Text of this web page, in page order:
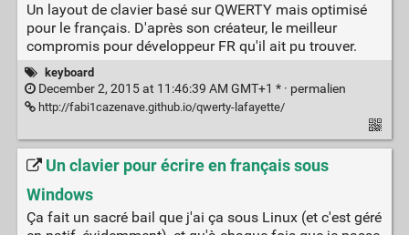
Un layout de clavier basé sur QWERTY mais optimisé
pour le français. D'après son créateur, le meilleur
compromis pour développeur FR qu'il ait pu trouver.
keyboard
December 2, 2015 at 11:46:39 AM GMT+1 * · permalien
http://fabi1cazenave.github.io/qwerty-lafayette/
Un clavier pour écrire en français sous
Windows
Ça fait un sacré bail que j'ai ça sous Linux (et c'est géré